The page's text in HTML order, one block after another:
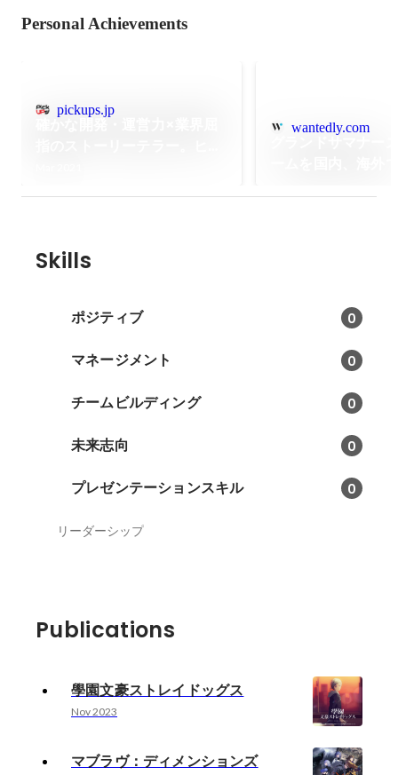
Personal Achievements
pickups.jp
wantedly.com
Skills
ポジティブ 0
マネージメント 0
チームビルディング 0
未来志向 0
プレゼンテーションスキル 0
リーダーシップ
Publications
學園文豪ストレイドッグス
Nov 2023
マブラヴ：ディメンションズ